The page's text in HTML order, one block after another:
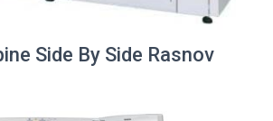
Side By Side Rasnov